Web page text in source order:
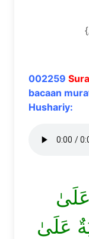
002259
bacaan
Hushariy:
عَلَىٰ